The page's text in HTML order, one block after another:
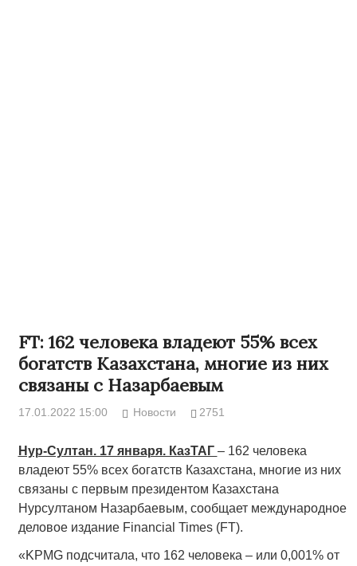
FT: 162 человека владеют 55% всех
богатств Казахстана, многие из них
связаны с Назарбаевым
17.01.2022 15:00 Новости 2751
Нур-Султан. 17 января. КазТАГ – 162 человека
владеют 55% всех богатств Казахстана, многие из них
связаны с первым президентом Казахстана
Нурсултаном Назарбаевым, сообщает международное
деловое издание Financial Times (FT).
«KPMG подсчитала, что 162 человека – или 0,001% от